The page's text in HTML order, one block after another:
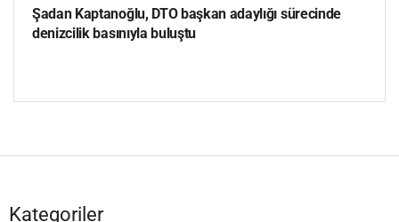
Şadan Kaptanoğlu, DTO başkan adaylığı sürecinde
denizcilik basınıyla buluştu
Kategoriler